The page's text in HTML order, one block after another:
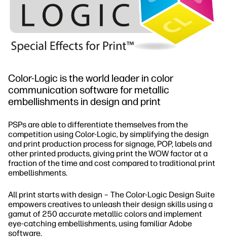
Color-Logic is the world leader in color
communication software for metallic
embellishments in design and print
PSPs are able to differentiate themselves from the
competition using Color-Logic, by simplifying the design
and print production process for signage, POP, labels and
other printed products, giving print the WOW factor at a
fraction of the time and cost compared to traditional print
embellishments.
All print starts with design – The Color-Logic Design Suite
empowers creatives to unleash their design skills using a
gamut of 250 accurate metallic colors and implement
eye-catching embellishments, using familiar Adobe
software.